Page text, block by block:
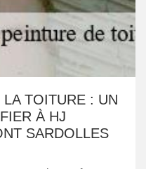
TOITURE : UN
À HJ
SARDOLLES